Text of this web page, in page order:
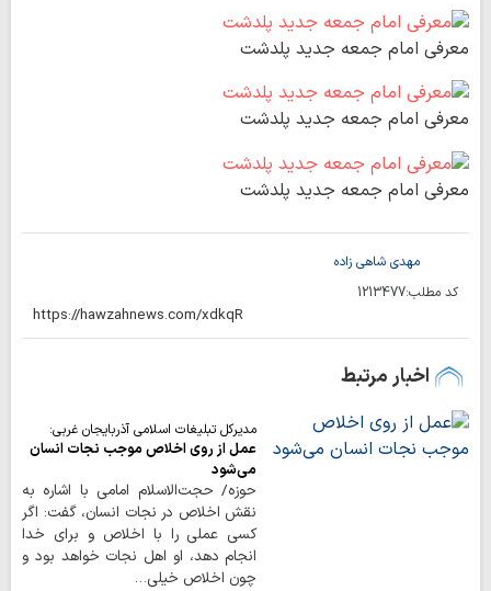
معرفی امام جمعه جدید پلدشت
معرفی امام جمعه جدید پلدشت
معرفی امام جمعه جدید پلدشت
مهدی شاهی زاده
کد مطلب:1213477
اخبار مرتبط
مدیرکل تبلیغات اسلامی آذربایجان غربی:
عمل از روی اخلاص موجب نجات انسان
می‌شود
حوزه/ حجت‌الاسلام امامی با اشاره به
نقش اخلاص در نجات انسان، گفت: اگر
کسی عملی را با اخلاص و برای خدا
انجام دهد، او اهل نجات خواهد بود و
چون اخلاص خیلی…